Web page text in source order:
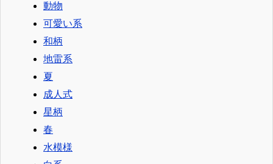
動物
可愛い系
和柄
地雷系
夏
成人式
星柄
春
水模様